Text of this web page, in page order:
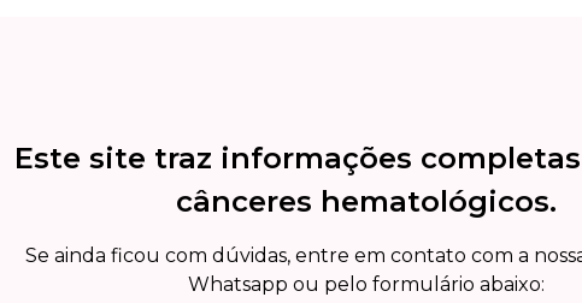
Este site traz informações
cânceres hematológicos.
Se ainda ficou com dúvidas, entre em contato com a
Whatsapp ou pelo formulário abaixo: